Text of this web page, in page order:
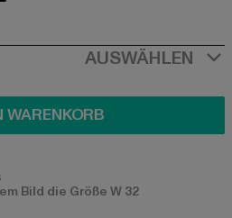
AUSWÄHLEN
WARENKORB
Bild die Größe W 32